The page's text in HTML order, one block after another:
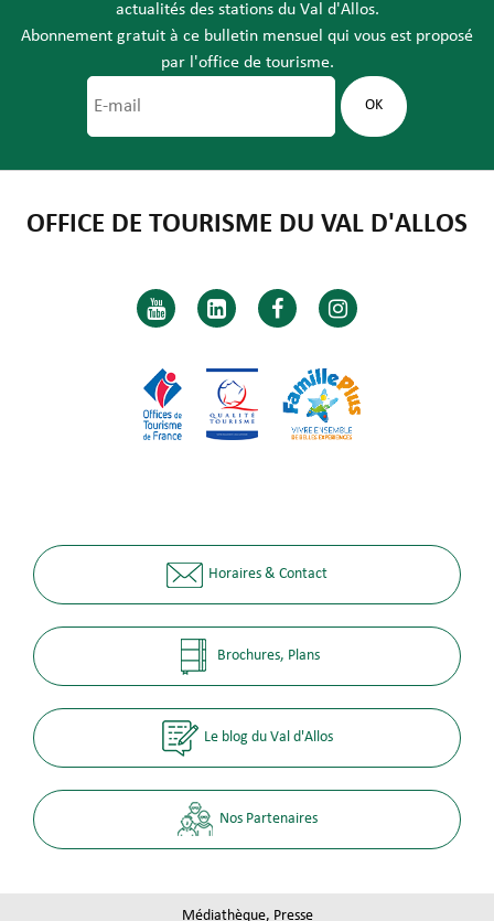
actualités des stations du Val d'Allos.
Abonnement gratuit à ce bulletin mensuel qui vous est proposé
par l'office de tourisme.
OFFICE DE TOURISME DU VAL D'ALLOS
Horaires & Contact
Brochures, Plans
Le blog du Val d'Allos
Nos Partenaires
Médiathèque, Presse